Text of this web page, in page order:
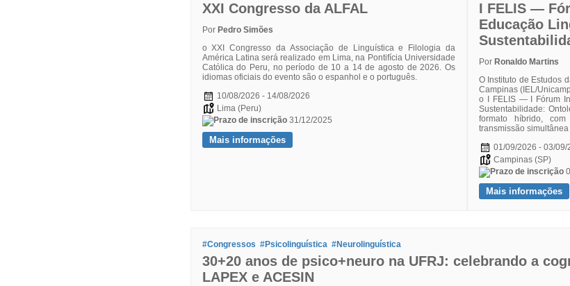
XXI Congresso da ALFAL
Por Pedro Simões
o XXI Congresso da Associação de Linguística e Filologia da
América Latina será realizado em Lima, na Pontifícia Universidade
Católica do Peru, no período de 10 a 14 de agosto de 2026. Os
idiomas oficiais do evento são o espanhol e o português.
10/08/2026 - 14/08/2026
Lima (Peru)
31/12/2025
Mais informações
I FELIS —
Educação
Por Ronaldo Martins
O Instituto de Estudos
Campinas (IEL/
o I FELIS — I Fórum
Sustentabilidade:
formato híbrido,
transmissão
01/09/2026 - 03/09/
Campinas (SP)
Mais informações
#Congressos #Psicolinguística #Neurolinguística
30+20 anos de psico+neuro na UFRJ: celebrando a
LAPEX e ACESIN